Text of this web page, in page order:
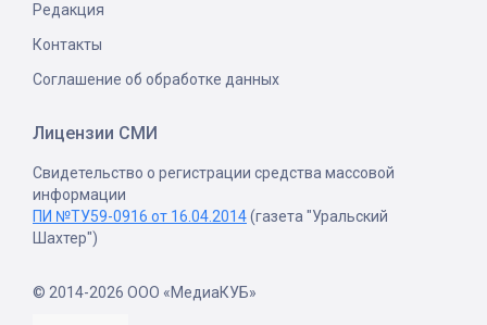
Редакция
Контакты
Соглашение об обработке данных
Лицензии СМИ
Свидетельство о регистрации средства массовой
информации
ПИ №ТУ59-0916 от 16.04.2014(газета "Уральский
Шахтер")
© 2014-2026 ООО «МедиаКУБ»